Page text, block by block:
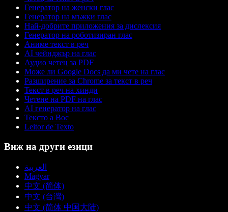
Генератор на женски глас
Генератор на мъжки глас
Най-добрите приложения за дислексия
Генератор на роботизиран глас
Аниме текст в реч
AI чейнджър на глас
Аудио четец за PDF
Може ли Google Docs да ми чете на глас
Разширение за Chrome за текст в реч
Текст в реч на хинди
Четене на PDF на глас
AI генератор на глас
Тексто а Вос
Leitor de Texto
Виж на други езици
العربية
Magyar
中文 (简体)
中文 (台灣)
中文 (简体 中国大陆)